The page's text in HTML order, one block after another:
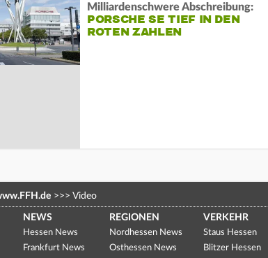
Milliardenschwere Abschreibung:
PORSCHE SE TIEF IN DEN
ROTEN ZAHLEN
>>> Video
NEWS
Hessen News
Frankfurt News
REGIONEN
Nordhessen News
Osthessen News
VERKEHR
Staus Hessen
Blitzer Hessen